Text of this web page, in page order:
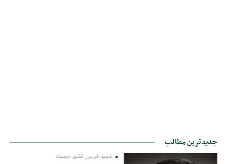
جدیدترین مطالب
شهید فریبرز کشور دوست